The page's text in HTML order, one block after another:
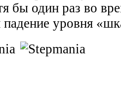
бы один раз во
падение уровня